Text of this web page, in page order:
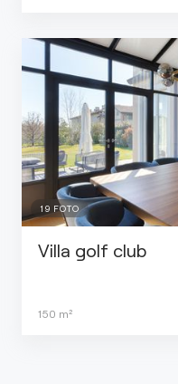
19 FOTO
Villa golf club
150 m²